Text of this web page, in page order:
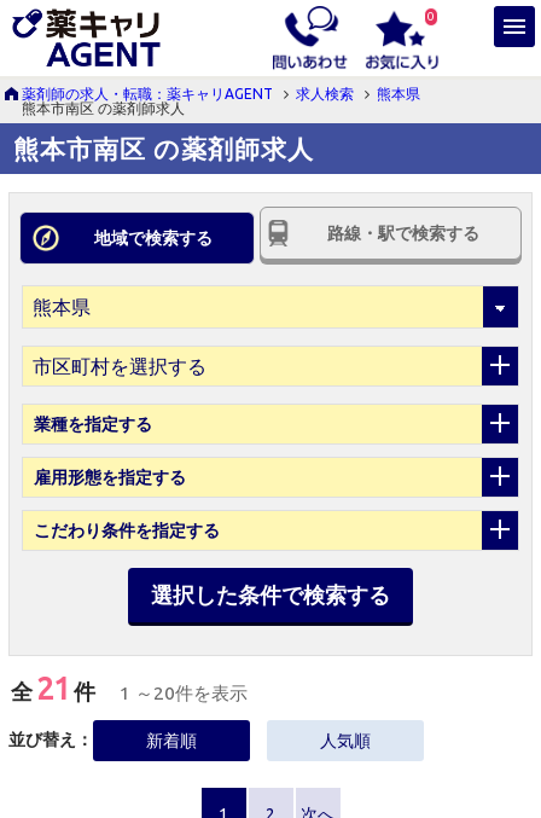
0
薬剤師の求人・転職：薬キャリAGENT 求人検索
熊本県
熊本市南区 の薬剤師求人
熊本市南区 の薬剤師求人
地域で検索する 路線・駅で検索する
市区町村を選択する
業種を指定する
雇用形態を指定する
こだわり条件を指定する
選択した条件で検索する
全21 件 1 ～20件を表示
並び替え： 新着順 人気順
1 2 次へ